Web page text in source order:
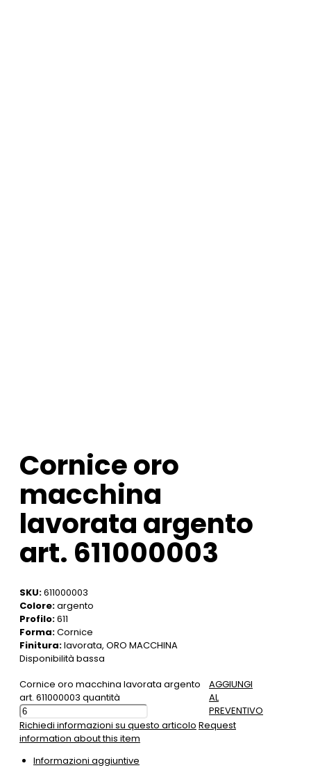
Cornice oro
macchina
lavorata argento
art. 611000003
SKU:611000003
Colore:argento
Profilo:611
Forma:Cornice
Finitura:lavorata, ORO MACCHINA
Disponibilità bassa
Cornice oro macchina lavorata argento
art. 611000003 quantità
AGGIUNGI
AL
PREVENTIVO
Richiedi informazioni su questo articolo Request
information about this item
Informazioni aggiuntive